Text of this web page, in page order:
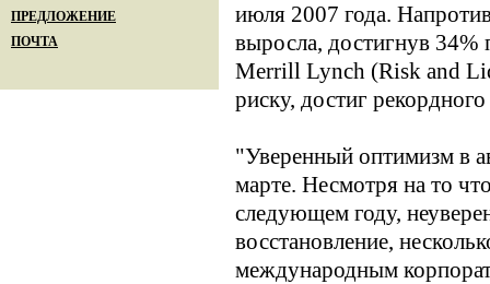
ПРЕДЛОЖЕНИЕ
ПОЧТА
июля 2007 года.
выросла, достигнув 34%
Merrill Lynch (Risk and
риску, достиг
"Уверенный оптимизм в
марте. Несмотря на то
следующем году,
восстановление,
международным